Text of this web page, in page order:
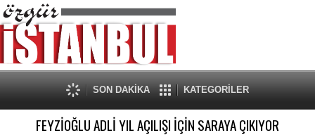
SON DAKİKA KATEGORİLER
FEYZİOĞLU ADLİ YIL AÇILIŞI İÇİN SARAYA ÇIKIYOR